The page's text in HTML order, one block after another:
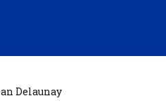
Delaunay